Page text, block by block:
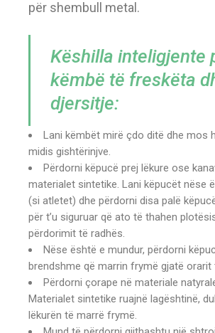
për shembull metal.
Këshilla inteligjente
këmbë të freskëta
djersitje:
Lani këmbët mirë çdo ditë dhe mos
midis gishtërinjve.
Përdorni këpucë prej lëkure ose
materialet sintetike. Lani këpucët nëse
(si atletet) dhe përdorni disa palë
për t’u siguruar që ato të thahen
përdorimit të radhës.
Nëse është e mundur, përdorni
brendshme që marrin frymë gjatë orarit
Përdorni çorape në materiale
Materialet sintetike ruajnë lagështinë,
lëkurën të marrë frymë.